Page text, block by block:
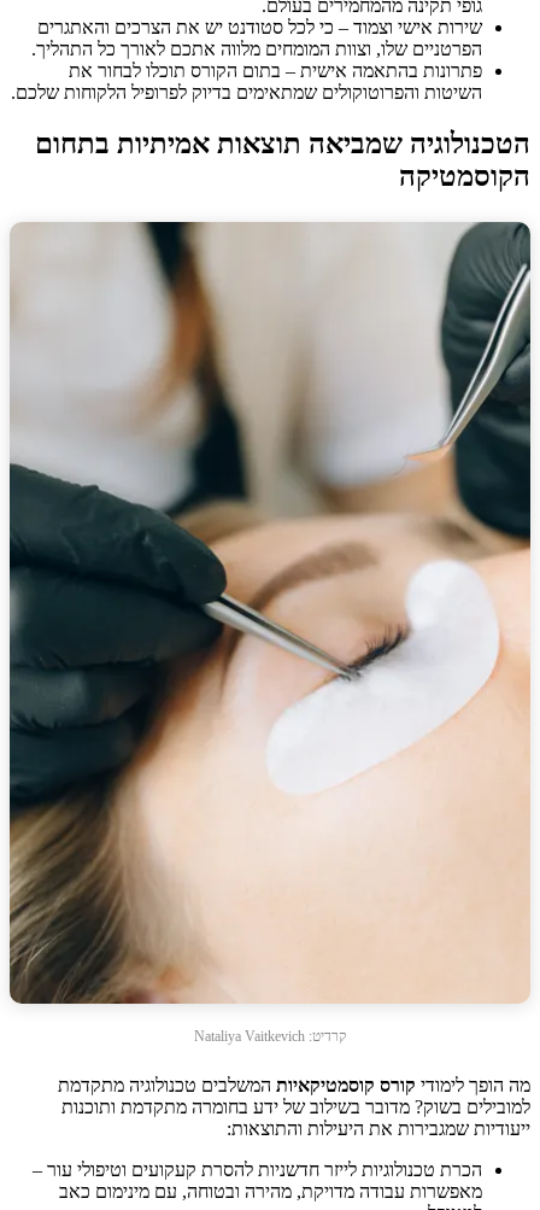
גופי תקינה מהמחמירים בעולם.
שירות אישי וצמוד – כי לכל סטודנט יש את הצרכים והאתגרים
הפרטניים שלו, וצוות המומחים מלווה אתכם לאורך כל התהליך.
פתרונות בהתאמה אישית – בתום הקורס תוכלו לבחור את
השיטות והפרוטוקולים שמתאימים בדיוק לפרופיל הלקוחות שלכם.
הטכנולוגיה שמביאה תוצאות אמיתיות בתחום
הקוסמטיקה
קרדיט: Nataliya Vaitkevich
מה הופך לימודי קורס קוסמטיקאיות המשלבים טכנולוגיה מתקדמת
למובילים בשוק? מדובר בשילוב של ידע בחומרה מתקדמת ותוכנות
ייעודיות שמגבירות את היעילות והתוצאות:
הכרת טכנולוגיות לייזר חדשניות להסרת קעקועים וטיפולי עור –
מאפשרות עבודה מדויקת, מהירה ובטוחה, עם מינימום כאב